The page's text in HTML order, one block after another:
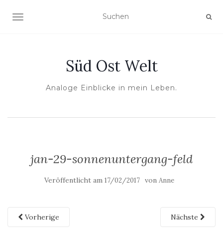
NAVIGATION UMSCHALTEN
Süd Ost Welt
Analoge Einblicke in mein Leben.
jan-29-sonnenuntergang-feld
Veröffentlicht am 17/02/2017 von Anne
Vorherige Nächste